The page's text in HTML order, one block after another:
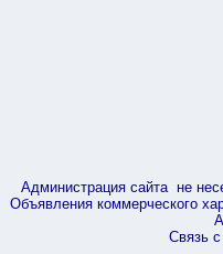
Администрация сайта не
Объявления коммерческого
Связь